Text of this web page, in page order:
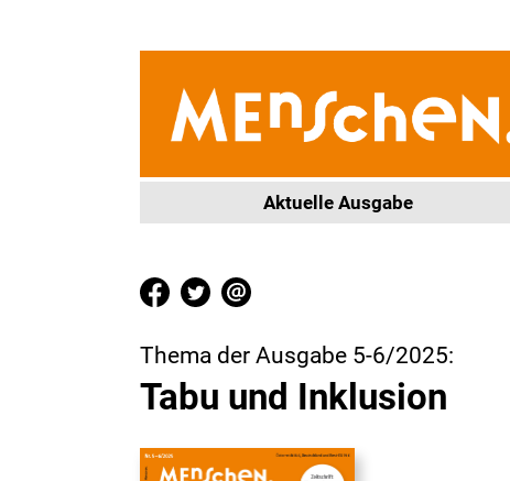
Aktuelle Ausgabe
Thema der Ausgabe 5-6/2025:
Tabu und Inklusion